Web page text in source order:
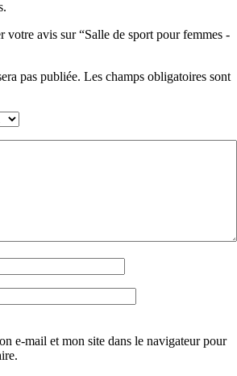
votre avis sur “Salle de sport pour femmes -
pas publiée. Les champs obligatoires sont
e-mail et mon site dans le navigateur pour